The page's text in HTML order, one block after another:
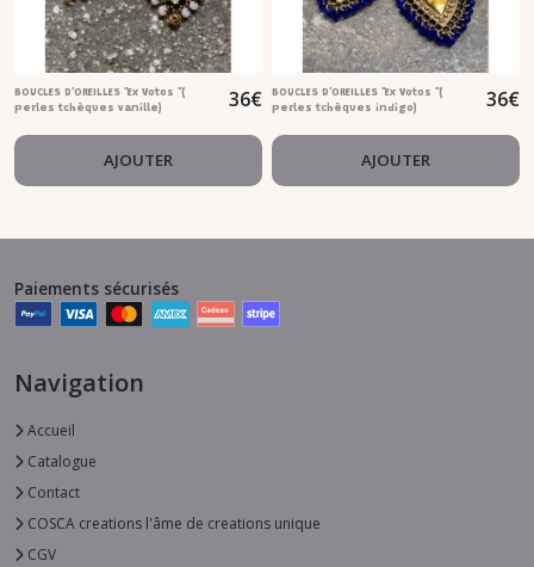
BOUCLES D'OREILLES "Ex Votos "(
perles tchèques vanille)
36€
AJOUTER
BOUCLES D'OREILLES "Ex Votos "(
perles tchèques indigo)
36€
AJOUTER
Paiements sécurisés
Navigation
Accueil
Catalogue
Contact
COSCA creations l'âme de creations unique
CGV